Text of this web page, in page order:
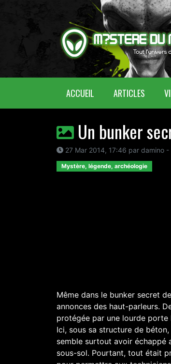
ACCUEIL (CURRENT)ARTICLES
Un bunker
27 Mar 2014, 17:46 par damino
Mystère, légende, archéologie
Même dans le bunker secret
annonces des haut-parleurs.
protégée par une lourde porte
Ici, sous sa structure de
semble surtout avoir échappé
sous-sol. Pourtant, tout était